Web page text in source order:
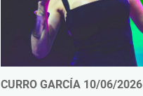
CURRO GARCÍA 10/06/2026